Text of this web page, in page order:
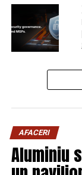
Atenție!
accesați
Sibiul de AZI
AFACERI
Aluminiu